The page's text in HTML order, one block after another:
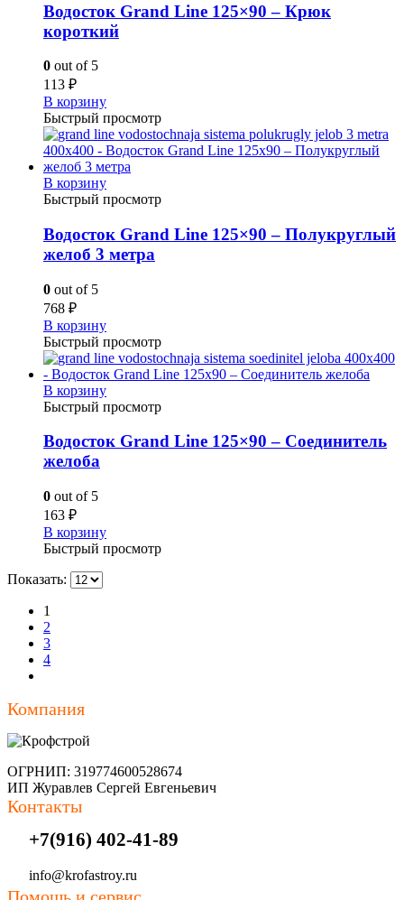
Водосток Grand Line 125×90 – Крюк
короткий
0 out of 5
113 ₽
В корзину
Быстрый просмотр
В корзину
Быстрый просмотр
Водосток Grand Line 125×90 – Полукруглый
желоб 3 метра
0 out of 5
768 ₽
В корзину
Быстрый просмотр
В корзину
Быстрый просмотр
Водосток Grand Line 125×90 – Соединитель
желоба
0 out of 5
163 ₽
В корзину
Быстрый просмотр
Показать:
1
2
3
4
Компания
ОГРНИП: 319774600528674
ИП Журавлев Сергей Евгеньевич
Контакты
+7(916) 402-41-89
info@krofastroy.ru